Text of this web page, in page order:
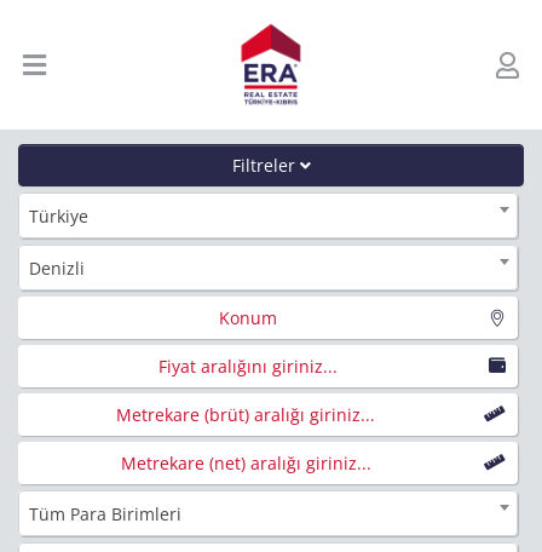
Filtreler
Türkiye
Denizli
Konum
Fiyat aralığını giriniz...
Metrekare (brüt) aralığı giriniz...
Metrekare (net) aralığı giriniz...
Tüm Para Birimleri